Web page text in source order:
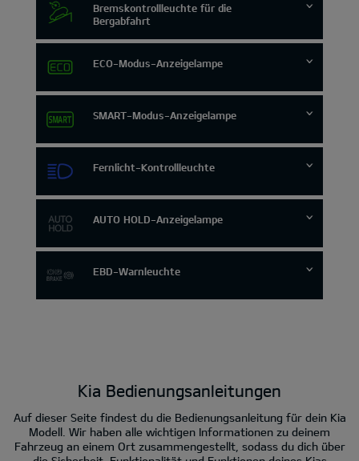
Bremskontrollleuchte für die
Bergabfahrt
ECO-Modus-Anzeigelampe
SMART-Modus-Anzeigelampe
Fernlicht-Kontrollleuchte
AUTO HOLD-Anzeigelampe
EBD-Warnleuchte
Kia Bedienungsanleitungen
Auf dieser Seite findest du die Bedienungsanleitung für dein Kia
Modell. Wir haben alle wichtigen Informationen zu deinem
Fahrzeug an einem Ort zusammengestellt, sodass du dich über